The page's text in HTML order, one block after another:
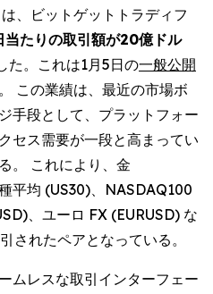
は、ビットゲットトラディフ
当たりの取引額が20億ドル
た。これは1月5日の一般公開
この業績は、最近の市場ボ
手段として、プラットフォー
セス需要が一段と高まってい
。 これにより、金
平均 (US30)、NASDAQ100
、ユーロ FX (EURUSD) な
されたペアとなっている。
ムレスな取引インターフェー